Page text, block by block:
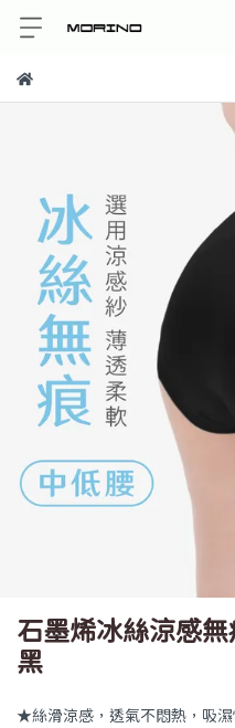
石墨烯冰絲涼感
黑
★絲滑涼感，透氣不悶熱，吸濕